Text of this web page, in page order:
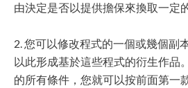
由決定是否以提供擔保來換取一定
2. 您可以修改程式的一個或幾個副
以此形成基於這些程式的衍生作品
的所有條件，您就可以按前面第一